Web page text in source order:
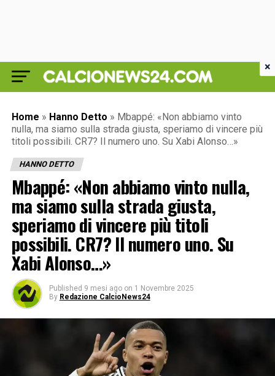
Home » Hanno Detto » Mbappé: «Non abbiamo vinto
nulla, ma siamo sulla strada giusta, speriamo di vincere più
titoli possibili. CR7? Il numero uno. Su Xabi Alonso…»
HANNO DETTO
Mbappé: «Non abbiamo vinto nulla,
ma siamo sulla strada giusta,
speriamo di vincere più titoli
possibili. CR7? Il numero uno. Su
Xabi Alonso…»
Published 9 mesi ago on 1 Novembre 2025
By Redazione CalcioNews24
×